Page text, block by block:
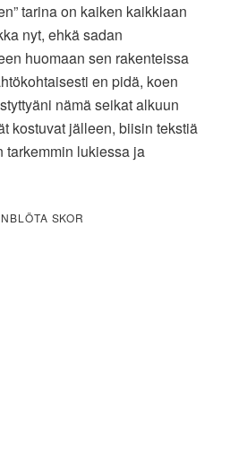
tarina on kaiken kaikkiaan
nyt, ehkä sadan
huomaan sen rakenteissa
en pidä, koen
nämä seikat alkuun
kostuvat jälleen, biisin tekstiä
tarkemmin lukiessa ja
SKOR